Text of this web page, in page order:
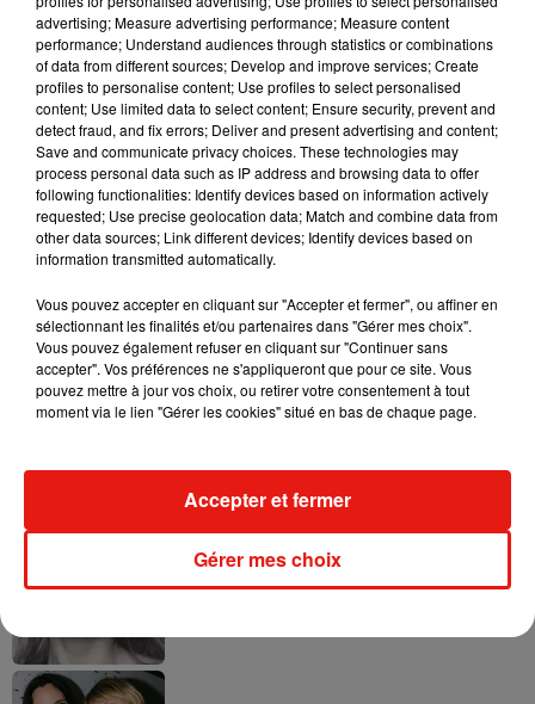
4 août 2026
Tiny Desk invite Charlie Puth pour une
live session solaire
Ariana Grande prendra une pause après
sa tournée mondiale
Grand Corps Malade emmène Styleto
Ariana Grande se libère dans son nouvel
album « Petals »
advertising; Measure advertising performance; Measure content
performance; Understand audiences through statistics or combinations
of data from different sources; Develop and improve services; Create
profiles to personalise content; Use profiles to select personalised
content; Use limited data to select content; Ensure security, prevent and
detect fraud, and fix errors; Deliver and present advertising and content;
Save and communicate privacy choices. These technologies may
process personal data such as IP address and browsing data to offer
following functionalities: Identify devices based on information actively
requested; Use precise geolocation data; Match and combine data from
other data sources; Link different devices; Identify devices based on
information transmitted automatically.
Vous pouvez accepter en cliquant sur "Accepter et fermer", ou affiner en
sélectionnant les finalités et/ou partenaires dans "Gérer mes choix".
Vous pouvez également refuser en cliquant sur "Continuer sans
accepter". Vos préférences ne s'appliqueront que pour ce site. Vous
pouvez mettre à jour vos choix, ou retirer votre consentement à tout
moment via le lien "Gérer les cookies" situé en bas de chaque page.
Gérer mes choix
Accepter et fermer